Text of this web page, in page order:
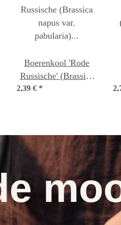
Boerenkool 'Rode
Russische' (Brassica
napus var. pabularia)
2,39 € *